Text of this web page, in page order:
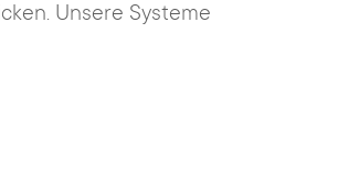
Unsere Systeme